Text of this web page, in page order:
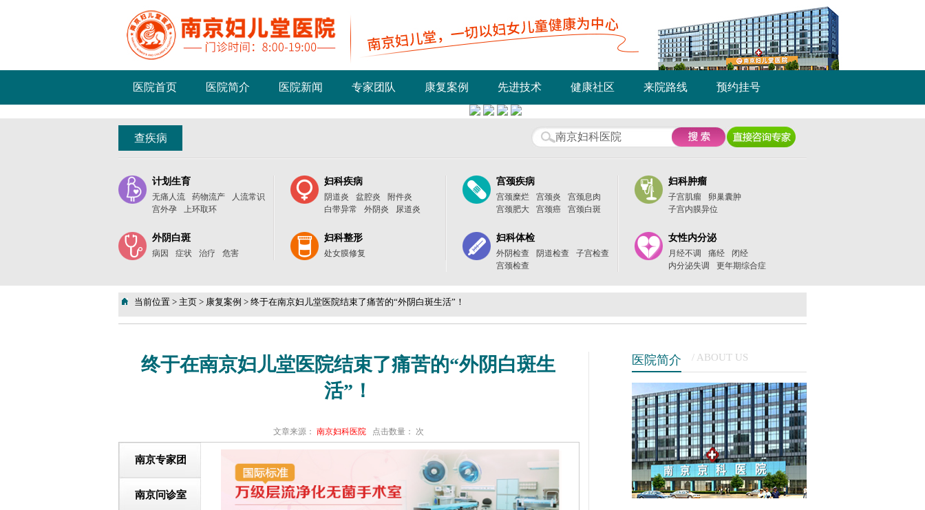
医院首页 医院简介 医院新闻 专家团队 康复案例 先进技术 健康社区 来院路线 预约挂号
查疾病
计划生育
无痛人流 药物流产
人流常识
宫外孕
上环取环
外阴白斑
病因 症状 治疗 危害
妇科疾病
阴道炎 盆腔炎
附件炎
白带异常
外阴炎 尿道炎
妇科整形
处女膜修复
宫颈疾病
宫颈糜烂 宫颈炎
宫颈息肉
宫颈肥大
宫颈癌 宫颈白斑
妇科体检
外阴检查 阴道检查
子宫检查
宫颈检查
妇科肿瘤
子宫肌瘤
卵巢囊肿
子宫内膜异位
女性内分泌
月经不调 痛经
闭经
内分泌失调
更年期综合症
当前位置 > 主页 > 康复案例 > 终于在南京妇儿堂医院结束了痛苦的“外阴白斑生活”！
终于在南京妇儿堂医院结束了痛苦的“外阴白斑生
活”！
文章来源： 南京妇科医院点击数量： 次
南京专家团
南京问诊室
医院简介 / ABOUT US